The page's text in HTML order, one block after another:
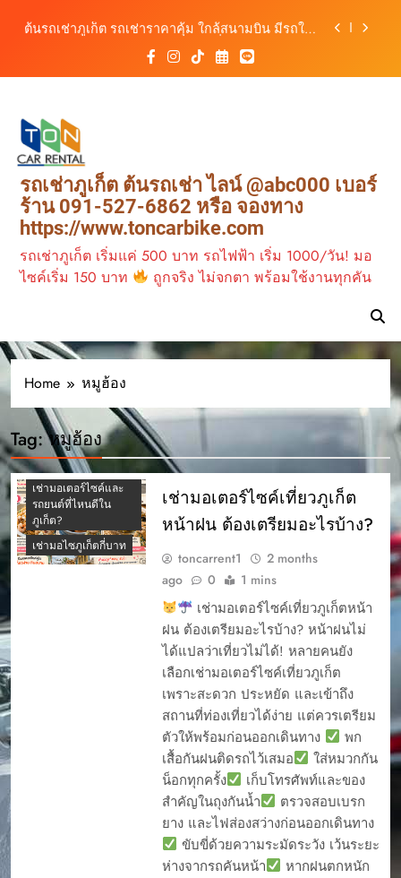
ต้นรถเช่าภูเก็ต รถเช่าราคาคุ้ม ใกล้สนามบิน มีรถให้
เลือกหลากหลาย พร้อมบริการ 24 ชั่วโมง
วิเคราะห์ตลาดรถเช่าภูเก็ต 3 เดือนข้างหน้า:
สิงหาคม–ตุลาคม 2569
สะดวก เที่ยวภูเก็ตได้อย่างอิสระ
รถเช่าภูเก็ต มอเตอร์ไซค์ ทางเลือกเดินทางง่าย เที่ยว
ภูเก็ตคล่องตัว กับต้นรถเช่าภูเก็ต
ต้นรถเช่าภูเก็ต รถเช่าราคาคุ้ม ใกล้สนามบิน มีรถให้
เลือกหลากหลาย พร้อมบริการ 24 ชั่วโมง
วิเคราะห์ตลาดรถเช่าภูเก็ต 3 เดือนข้างหน้า:
สิงหาคม–ตุลาคม 2569
รถเช่าภูเก็ต ต้นรถเช่า ไลน์ @abc000 เบอร์
ร้าน 091-527-6862 หรือ จองทาง
https://www.toncarbike.com
รถเช่าภูเก็ต เริ่มแค่ 500 บาท รถไฟฟ้า เริ่ม 1000/วัน! มอ
ไซค์เริ่ม 150 บาท
ถูกจริง ไม่จกตา พร้อมใช้งานทุกคัน
Home หมูฮ้อง
Tag:หมูฮ้อง
เช่ามอเตอร์ไซค์ 2026
2569
เช่ามอเตอร์ไซค์ ภูเก็ต
เช่ามอเตอร์ไซค์ ภูเก็ต
รุ่นไหนดี
เช่ามอเตอร์ไซค์ภูเก็ต
ปี 2569
เช่ามอเตอร์ไซค์และ
รถยนต์ที่ไหนดีใน
ภูเก็ต?
เช่ามอไซภูเก็ตกี่บาท
เช่ามอเตอร์ไซค์เที่ยวภูเก็ต
หน้าฝน ต้องเตรียมอะไรบ้าง?
toncarrent1
2 months
ago
0 1 mins
เช่ามอเตอร์ไซค์เที่ยวภูเก็ตหน้า
ฝน ต้องเตรียมอะไรบ้าง? หน้าฝนไม่
ได้แปลว่าเที่ยวไม่ได้! หลายคนยัง
เลือกเช่ามอเตอร์ไซค์เที่ยวภูเก็ต
เพราะสะดวก ประหยัด และเข้าถึง
สถานที่ท่องเที่ยวได้ง่าย แต่ควรเตรียม
ตัวให้พร้อมก่อนออกเดินทาง
พก
เสื้อกันฝนติดรถไว้เสมอ
ใส่หมวกกัน
น็อกทุกครั้ง
เก็บโทรศัพท์และของ
สำคัญในถุงกันน้ำ
ตรวจสอบเบรก
ยาง และไฟส่องสว่างก่อนออกเดินทาง
ขับขี่ด้วยความระมัดระวัง เว้นระยะ
ห่างจากรถคันหน้า
หากฝนตกหนัก